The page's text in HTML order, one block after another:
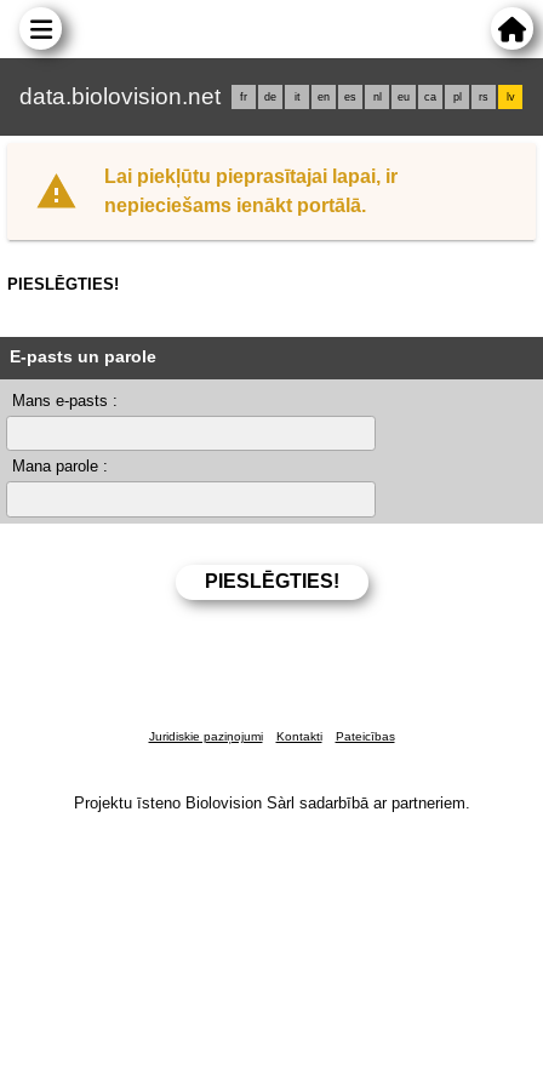
data.biolovision.net fr de it en es nl eu ca pl rs lv
Lai piekļūtu pieprasītajai lapai, ir
nepieciešams ienākt portālā.
PIESLĒGTIES!
E-pasts un parole
Mans e-pasts :
Mana parole :
Juridiskie paziņojumi Kontakti Pateicības
Projektu īsteno Biolovision Sàrl sadarbībā ar partneriem.